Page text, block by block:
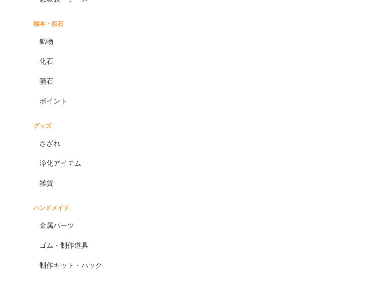
標本・原石
鉱物
化石
隕石
ポイント
グッズ
さざれ
浄化アイテム
雑貨
ハンドメイド
金属パーツ
ゴム・制作道具
制作キット・パック